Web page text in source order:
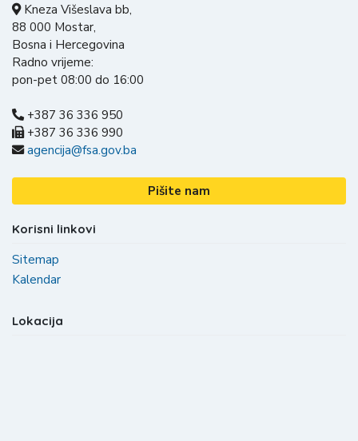
Kneza Višeslava bb,
88 000 Mostar,
Bosna i Hercegovina
Radno vrijeme:
pon-pet 08:00 do 16:00
+387 36 336 950
+387 36 336 990
agencija@fsa.gov.ba
Pišite nam
Korisni linkovi
Sitemap
Kalendar
Lokacija